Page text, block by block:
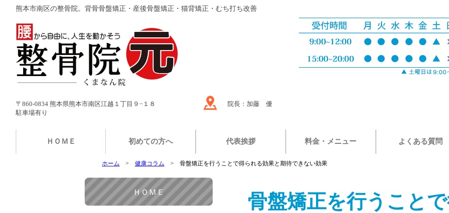
熊本市南区の整骨院。背骨骨盤矯正・産後骨盤矯正・猫背矯正・むち打ち改善
〒860-0834 熊本県熊本市南区江越１丁目９−１８
駐車場有り
院長：加藤 優
ＨＯＭＥ 初めての方へ 代表挨拶 料金・メニュー よくある質問
ホーム 健康コラム 骨盤矯正を行うことで得られる効果と期待できない効果
骨盤矯正を行うこと
ＨＯＭＥ